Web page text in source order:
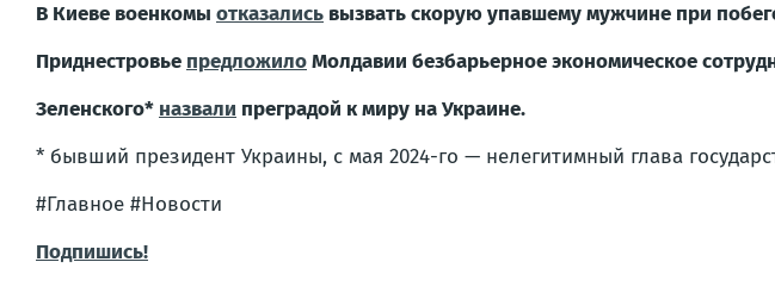
В Киеве военкомы отказались вызвать скорую упавшему мужчине при
Приднестровье предложилоМолдавии безбарьерное экономическое
Зеленского* назвали преградой к миру на Украине.
* бывший президент Украины, с мая 2024-го — нелегитимный глава
#Главное #Новости
Подпишись!